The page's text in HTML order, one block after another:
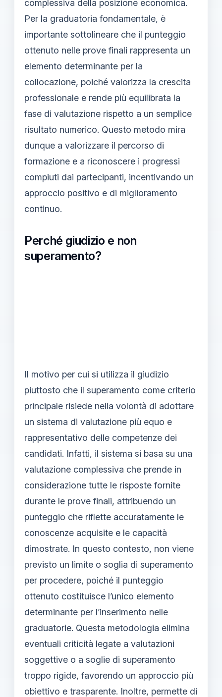
complessiva della posizione economica.
Per la graduatoria fondamentale, è
importante sottolineare che il punteggio
ottenuto nelle prove finali rappresenta un
elemento determinante per la
collocazione, poiché valorizza la crescita
professionale e rende più equilibrata la
fase di valutazione rispetto a un semplice
risultato numerico. Questo metodo mira
dunque a valorizzare il percorso di
formazione e a riconoscere i progressi
compiuti dai partecipanti, incentivando un
approccio positivo e di miglioramento
continuo.
Perché giudizio e non
superamento?
Il motivo per cui si utilizza il giudizio
piuttosto che il superamento come criterio
principale risiede nella volontà di adottare
un sistema di valutazione più equo e
rappresentativo delle competenze dei
candidati. Infatti, il sistema si basa su una
valutazione complessiva che prende in
considerazione tutte le risposte fornite
durante le prove finali, attribuendo un
punteggio che riflette accuratamente le
conoscenze acquisite e le capacità
dimostrate. In questo contesto, non viene
previsto un limite o soglia di superamento
per procedere, poiché il punteggio
ottenuto costituisce l’unico elemento
determinante per l’inserimento nelle
graduatorie. Questa metodologia elimina
eventuali criticità legate a valutazioni
soggettive o a soglie di superamento
troppo rigide, favorendo un approccio più
obiettivo e trasparente. Inoltre, permette di